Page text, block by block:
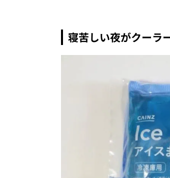
寝苦しい夜がクーラ